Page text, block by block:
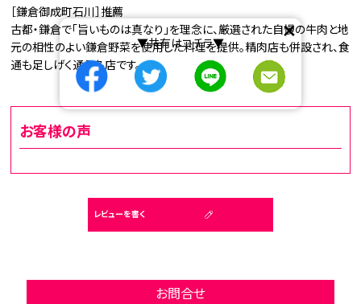
×
▼共有はコチラ▼
［鎌倉御成町石川］推薦
古都・鎌倉で「旨いものは真なり」を理念に、厳選された自慢の牛肉と地
元の相性のよい鎌倉野菜を使用した料理を提供。精肉店も併設され、食
通も足しげく通う名店です。
お客様の声
レビューを書く
お問合せ